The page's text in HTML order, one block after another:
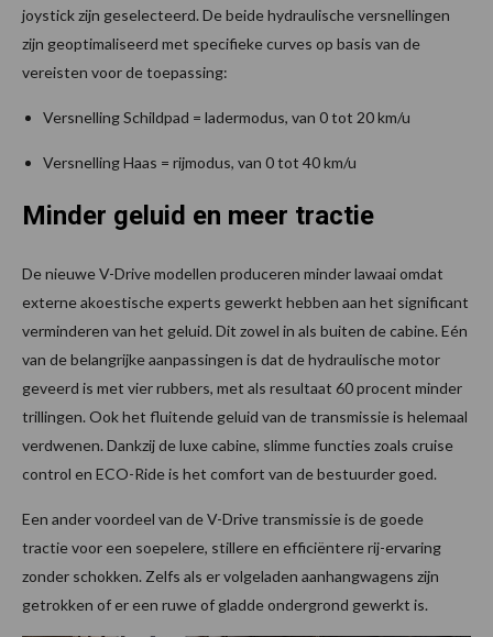
joystick zijn geselecteerd. De beide hydraulische versnellingen
zijn geoptimaliseerd met specifieke curves op basis van de
vereisten voor de toepassing:
Versnelling Schildpad = ladermodus, van 0 tot 20 km/u
Versnelling Haas = rijmodus, van 0 tot 40 km/u
Minder geluid en meer tractie
De nieuwe V-Drive modellen produceren minder lawaai omdat
externe akoestische experts gewerkt hebben aan het significant
verminderen van het geluid. Dit zowel in als buiten de cabine. Eén
van de belangrijke aanpassingen is dat de hydraulische motor
geveerd is met vier rubbers, met als resultaat 60 procent minder
trillingen. Ook het fluitende geluid van de transmissie is helemaal
verdwenen. Dankzij de luxe cabine, slimme functies zoals cruise
control en ECO-Ride is het comfort van de bestuurder goed.
Een ander voordeel van de V-Drive transmissie is de goede
tractie voor een soepelere, stillere en efficiëntere rij-ervaring
zonder schokken. Zelfs als er volgeladen aanhangwagens zijn
getrokken of er een ruwe of gladde ondergrond gewerkt is.